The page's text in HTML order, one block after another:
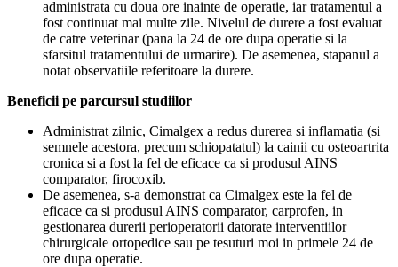
administrata cu doua ore inainte de operatie, iar tratamentul a
fost continuat mai multe zile. Nivelul de durere a fost evaluat
de catre veterinar (pana la 24 de ore dupa operatie si la
sfarsitul tratamentului de urmarire). De asemenea, stapanul a
notat observatiile referitoare la durere.
Beneficii pe parcursul studiilor
Administrat zilnic, Cimalgex a redus durerea si inflamatia (si
semnele acestora, precum schiopatatul) la cainii cu osteoartrita
cronica si a fost la fel de eficace ca si produsul AINS
comparator, firocoxib.
De asemenea, s-a demonstrat ca Cimalgex este la fel de
eficace ca si produsul AINS comparator, carprofen, in
gestionarea durerii perioperatorii datorate interventiilor
chirurgicale ortopedice sau pe tesuturi moi in primele 24 de
ore dupa operatie.